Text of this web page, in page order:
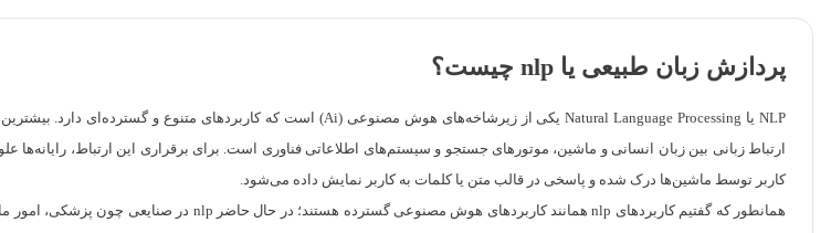
پردازش زبان طبیعی یا nlp چیست؟
ارتباط زبانی بین زبان انسانی و ماشین، موتورهای جستجو و سیستم‌های اطلاعاتی فناوری است. برای برقراری این ارتباط،
کاربر توسط ماشین‌ها درک شده و پاسخی در قالب متن یا کلمات به کاربر نمایش داده می‌شود.